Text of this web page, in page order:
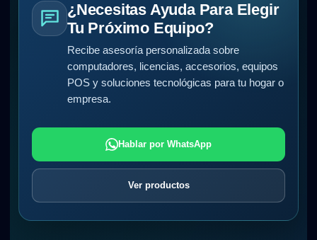
¿Necesitas Ayuda Para Elegir
Tu Próximo Equipo?
Recibe asesoría personalizada sobre
computadores, licencias, accesorios, equipos
POS y soluciones tecnológicas para tu hogar o
empresa.
Hablar por WhatsApp
Ver productos